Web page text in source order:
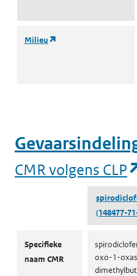
Milieu (opent in een nieuw
CMR volgens CLP
(148477-
Specifieke
naam CMR
oxo-1-